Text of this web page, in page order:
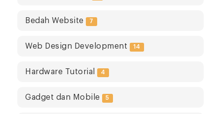
Bedah Website 7
Web Design Development 14
Hardware Tutorial 4
Gadget dan Mobile 5